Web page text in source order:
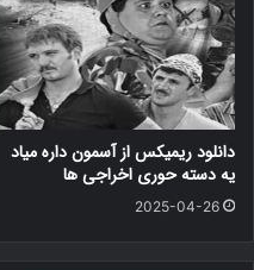
دانلود ریمیکس از آسمون داره میاد
یه دسته حوری اخراجی ها
2025-04-26